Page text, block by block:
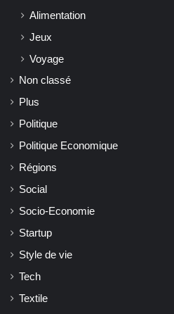
Alimentation
Jeux
Voyage
Non classé
Plus
Politique
Politique Economique
Régions
Social
Socio-Economie
Startup
Style de vie
Tech
Textile